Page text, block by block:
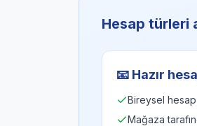
Hesap türleri
📧 Hazır
Bireysel
Mağaza